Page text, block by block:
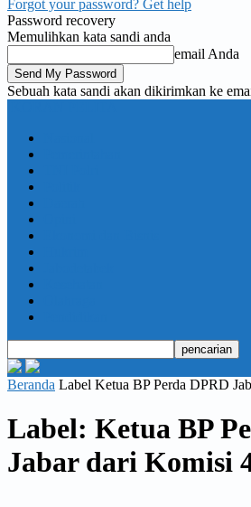
Forgot your password? Get help
Password recovery
Memulihkan kata sandi anda
email Anda
Sebuah kata sandi akan dikirimkan ke
Beranda Label Ketua BP Perda DPRD
Label: Ketua BP
Jabar dari Komisi